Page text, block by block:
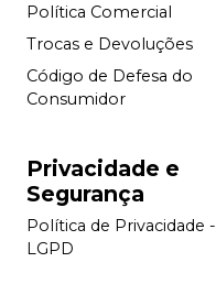
Política Comercial
Trocas e Devoluções
Código de Defesa do
Consumidor
Privacidade e
Segurança
Política de Privacidade -
LGPD